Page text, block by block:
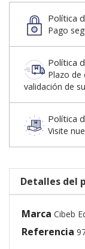
Política
Pago
Política
Plazo de
validación de
Política
Visite
Detalles del
Marca Cibeb
Referencia